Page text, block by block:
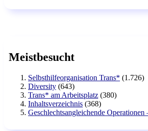
Meistbesucht
Selbsthilfeorganisation Trans* (1.726)
Diversity (643)
Trans* am Arbeitsplatz (380)
Inhaltsverzeichnis (368)
Geschlechtsangleichende Operationen